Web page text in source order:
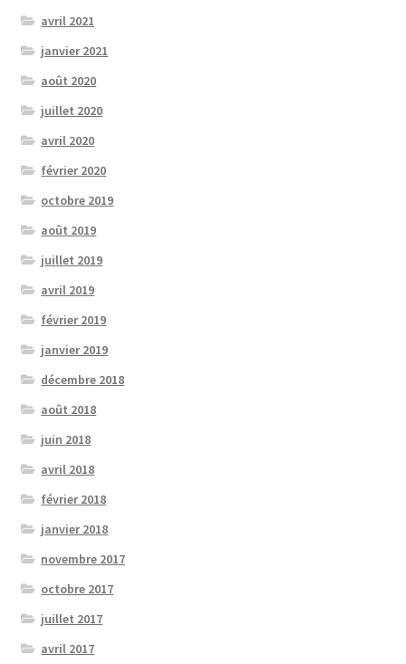
avril 2021
janvier 2021
août 2020
juillet 2020
avril 2020
février 2020
octobre 2019
août 2019
juillet 2019
avril 2019
février 2019
janvier 2019
décembre 2018
août 2018
juin 2018
avril 2018
février 2018
janvier 2018
novembre 2017
octobre 2017
juillet 2017
avril 2017